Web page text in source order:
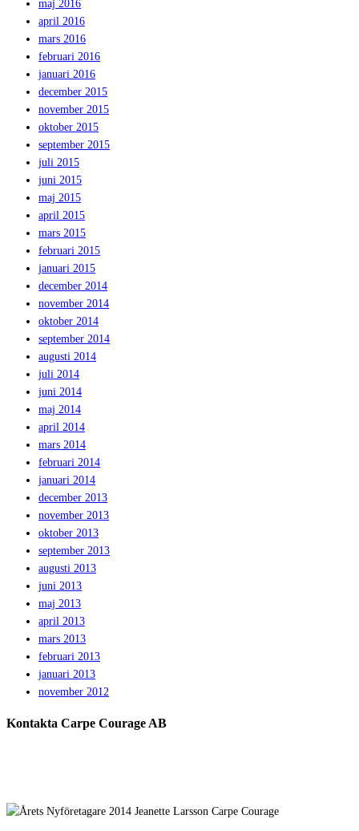
maj 2016
april 2016
mars 2016
februari 2016
januari 2016
december 2015
november 2015
oktober 2015
september 2015
juli 2015
juni 2015
maj 2015
april 2015
mars 2015
februari 2015
januari 2015
december 2014
november 2014
oktober 2014
september 2014
augusti 2014
juli 2014
juni 2014
maj 2014
april 2014
mars 2014
februari 2014
januari 2014
december 2013
november 2013
oktober 2013
september 2013
augusti 2013
juni 2013
maj 2013
april 2013
mars 2013
februari 2013
januari 2013
november 2012
Kontakta Carpe Courage AB